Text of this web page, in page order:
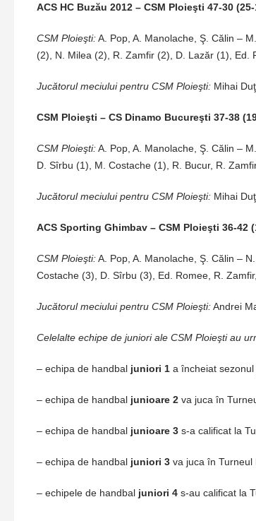
ACS HC Buzău 2012 – CSM Ploieşti 47-30 (25-
CSM Ploieşti:A. Pop, A. Manolache, Ş. Călin –
(2), N. Milea (2), R. Zamfir (2), D. Lazăr (1), Ed.
Jucătorul meciului pentru CSM Ploieşti: Mihai
CSM Ploieşti – CS Dinamo Bucureşti 37-38
CSM Ploieşti:A. Pop, A. Manolache, Ş. Călin –
D. Sîrbu (1), M. Costache (1), R. Bucur, R.
Jucătorul meciului pentru CSM Ploieşti: Mihai
ACS Sporting Ghimbav – CSM Ploieşti 36-42
CSM Ploieşti:A. Pop, A. Manolache, Ş. Călin –
Costache (3), D. Sîrbu (3), Ed. Romee, R.
Jucătorul meciului pentru CSM Ploieşti:Andrei
Celelalte echipe de juniori ale CSM Ploieşti au
– echipa de handbal juniori 1 a încheiat
– echipa de handbal junioare 2 va juca în
– echipa de handbal junioare 3 s-a calificat la
– echipa de handbal juniori 3 va juca în
– echipele de handbal juniori 4 s-au calificat la